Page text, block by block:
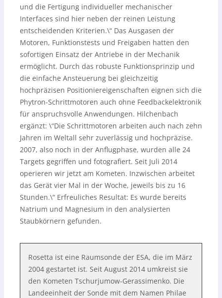
und die Fertigung individueller mechanischer
Interfaces sind hier neben der reinen Leistung
entscheidenden Kriterien.\“ Das Ausgasen der
Motoren, Funktionstests und Freigaben hatten den
sofortigen Einsatz der Antriebe in der Mechanik
ermöglicht. Durch das robuste Funktionsprinzip und
die einfache Ansteuerung bei gleichzeitig
hochpräzisen Positioniereigenschaften eignen sich die
Phytron-Schrittmotoren auch ohne Feedbackelektronik
für anspruchsvolle Anwendungen. Hilchenbach
ergänzt: \“Die Schrittmotoren arbeiten auch nach zehn
Jahren im Weltall sehr zuverlässig und hochpräzise.
2007, also noch in der Anflugphase, wurden alle 24
Targets gegriffen und fotografiert. Seit Juli 2014
operieren wir jetzt am Kometen. Inzwischen arbeitet
das Gerät vier Mal in der Woche, jeweils bis zu 16
Stunden.\“ Erfreuliches Resultat: Es wurde bereits
Natrium und Magnesium in den analysierten
Staubkörnern gefunden.
Rosetta ist eine Raumsonde der ESA, die im März
2004 gestartet ist. Seit August 2014 umkreist sie
den Kometen Tschurjumow-Gerassimenko. Die
Landeeinheit der Sonde mit dem Namen Philae